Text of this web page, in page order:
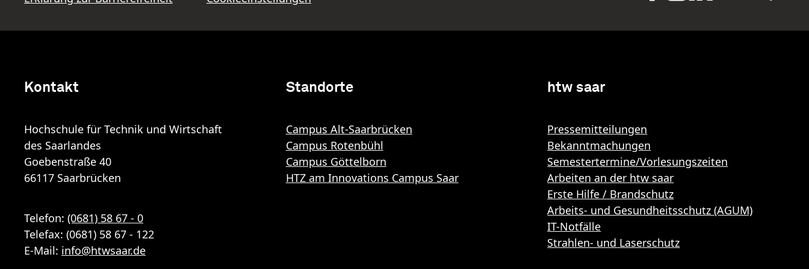
Kontakt
Hochschule für Technik und Wirtschaft
des Saarlandes
Goebenstraße 40
66117 Saarbrücken
Telefon: (0681) 58 67 - 0
Telefax: (0681) 58 67 - 122
E-Mail: info@htwsaar.de
Standorte
Campus Alt-Saarbrücken
Campus Rotenbühl
Campus Göttelborn
HTZ am Innovations Campus Saar
htw saar
Pressemitteilungen
Bekanntmachungen
Semestertermine/Vorlesungszeiten
Arbeiten an der htw saar
Erste Hilfe / Brandschutz
Arbeits- und Gesundheitsschutz (AGUM)
IT-Notfälle
Strahlen- und Laserschutz